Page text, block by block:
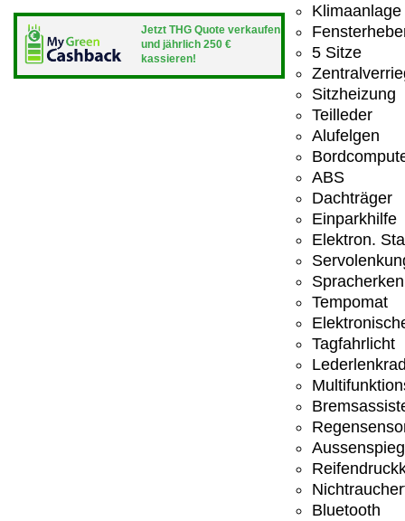
Jetzt THG Quote verkaufen
und jährlich 250 €
kassieren!
Klimaanlage
5 Sitze
Sitzheizung
Teilleder
Alufelgen
ABS
Dachträger
Einparkhilfe
Elektron.
Tempomat
Tagfahrlicht
Bluetooth